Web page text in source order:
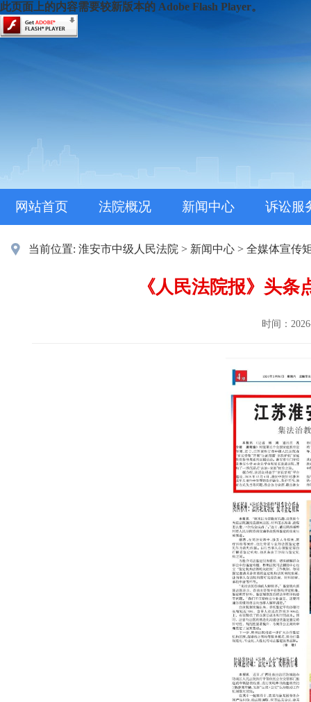
此页面上的内容需要较新版本的 Adobe Flash Player。
网站首页 法院概况 新闻中心 诉讼服
当前位置: 淮安市中级人民法院 > 新闻中心 > 全媒体宣传
《人民法院报》头
时间：